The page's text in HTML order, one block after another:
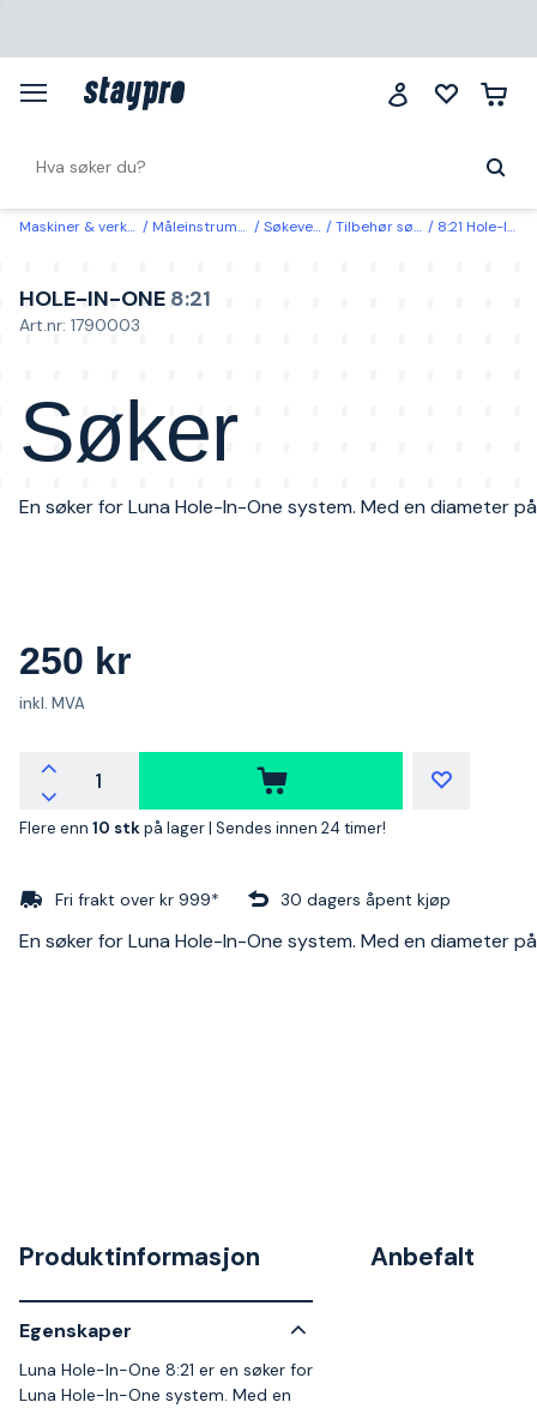
Maskiner & verktøy Måleinstrumenter Søkeverktøy Tilbehør søkeverktøy 8:21 Hole-In-One Søker
HOLE-IN-ONE 8:21
Art.nr: 1790003
Søker
En søker for Luna Hole-In-One system. Med en diameter
250 kr
inkl. MVA
Flere enn 10 stkpå lager | Sendes innen 24 timer!
Fri frakt over kr 999* 30 dagers åpent kjøp
En søker for Luna Hole-In-One system. Med en diameter
Produktinformasjon
Egenskaper
Luna Hole-In-One 8:21 er en søker for
Luna Hole-In-One system. Med en
Anbefalt